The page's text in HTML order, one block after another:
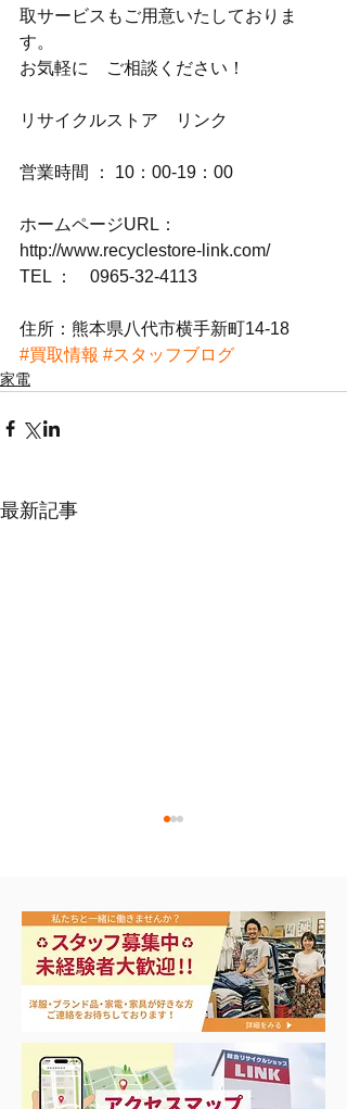
取サービスもご用意いたしておりま
す。
お気軽に　ご相談ください！
リサイクルストア　リンク
営業時間 ： 10：00-19：00
ホームページURL：
http://www.recyclestore-link.com/
TEL ：　0965-32-4113
住所：熊本県八代市横手新町14-18
#買取情報 #スタッフブログ
家電
最新記事
夏に向けて冷凍庫！大量
品揃え❗️